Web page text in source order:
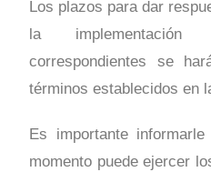
Los plazos para dar
la
correspondientes se
términos establecidos en
Es importante
momento puede ejercer